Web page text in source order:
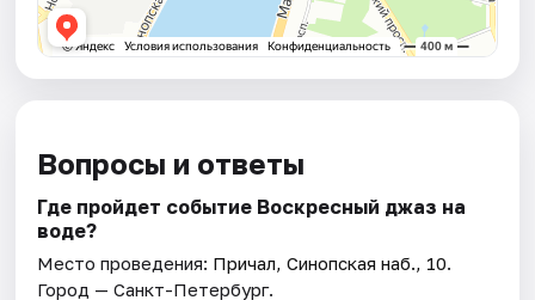
Вопросы и ответы
Где пройдет событие Воскресный джаз на
воде?
Место проведения: Причал, Синопская наб., 10.
Город — Санкт-Петербург.